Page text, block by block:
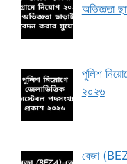
অভিজ্ঞতা
পুলিশ
২০২৬
বেজা